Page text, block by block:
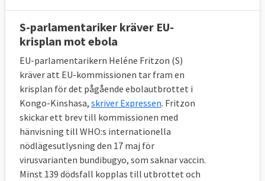
S-parlamentariker kräver EU-
krisplan mot ebola
EU-parlamentarikern Heléne Fritzon (S)
kräver att EU-kommissionen tar fram en
krisplan för det pågående ebolautbrottet i
Kongo-Kinshasa, skriver Expressen. Fritzon
skickar ett brev till kommissionen med
hänvisning till WHO:s internationella
nödlägesutlysning den 17 maj för
virusvarianten bundibugyo, som saknar vaccin.
Minst 139 dödsfall kopplas till utbrottet och